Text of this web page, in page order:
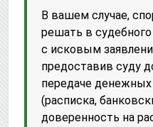
В вашем случае,
решать в
с исковым
предоставив суду
передаче
(расписка,
доверенность на